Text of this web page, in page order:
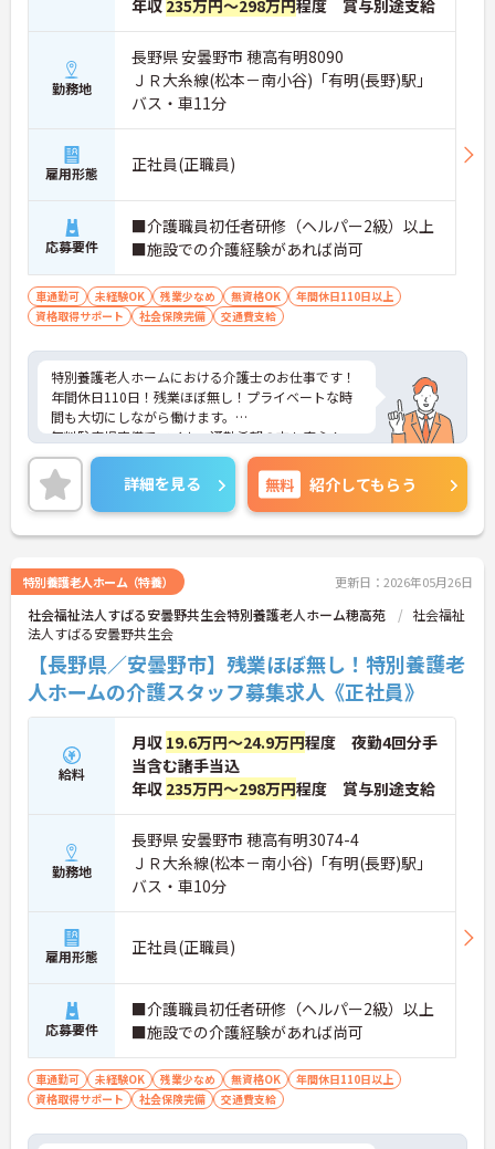
年収 235万円～298万円程度 賞与別途支給
勤務地
長野県 安曇野市 穂高有明8090
ＪＲ大糸線(松本－南小谷)「有明(長野)駅」
バス・車11分
雇用形態 正社員(正職員)
応募要件
■介護職員初任者研修（ヘルパー2級）以上
■施設での介護経験があれば尚可
車通勤可 未経験OK 残業少なめ 無資格OK
年間休日110日以上
資格取得サポート
社会保険完備 交通費支給
特別養護老人ホームにおける介護士のお仕事です！
年間休日110日！残業ほぼ無し！プライベートな時
間も大切にしながら働けます。
無料駐車場完備でマイカー通勤希望の方も安心！
ご興味ある方には、面接のポイントなど、さらに詳
細をお話致しますのでお気軽にご相談ください。
詳細を見る 無料 紹介してもらう
特別養護老人ホーム（特養） 更新日：2026年05月26日
社会福祉法人すばる安曇野共生会特別養護老人ホーム穂高苑
社会福祉
法人すばる安曇野共生会
【長野県／安曇野市】残業ほぼ無し！特別養護老
人ホームの介護スタッフ募集求人《正社員》
給料
月収 19.6万円～24.9万円程度 夜勤4回分手
当含む諸手当込
年収 235万円～298万円程度 賞与別途支給
勤務地
長野県 安曇野市 穂高有明3074-4
ＪＲ大糸線(松本－南小谷)「有明(長野)駅」
バス・車10分
雇用形態 正社員(正職員)
応募要件
■介護職員初任者研修（ヘルパー2級）以上
■施設での介護経験があれば尚可
車通勤可 未経験OK 残業少なめ 無資格OK
年間休日110日以上
資格取得サポート
社会保険完備 交通費支給